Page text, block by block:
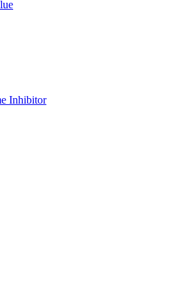
Inhibitor